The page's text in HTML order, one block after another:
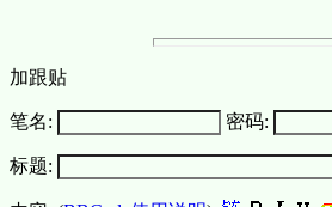
加跟贴
笔名: 密码:
标题: